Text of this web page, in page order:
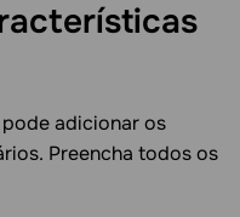
adicionar os
Preencha todos os